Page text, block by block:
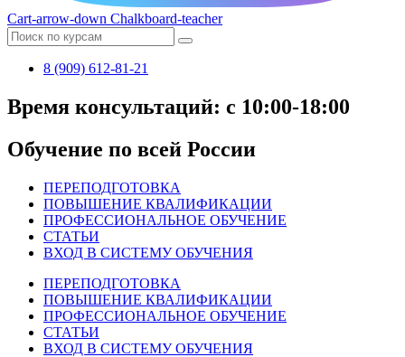
Cart-arrow-down Chalkboard-teacher
8 (909) 612-81-21
Время консультаций: с 10:00-18:00
Обучение по всей России
ПЕРЕПОДГОТОВКА
ПОВЫШЕНИЕ КВАЛИФИКАЦИИ
ПРОФЕССИОНАЛЬНОЕ ОБУЧЕНИЕ
СТАТЬИ
ВХОД В СИСТЕМУ ОБУЧЕНИЯ
ПЕРЕПОДГОТОВКА
ПОВЫШЕНИЕ КВАЛИФИКАЦИИ
ПРОФЕССИОНАЛЬНОЕ ОБУЧЕНИЕ
СТАТЬИ
ВХОД В СИСТЕМУ ОБУЧЕНИЯ